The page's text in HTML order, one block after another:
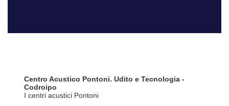
Centro Acustico Pontoni. Udito e Tecnologia -
Codroipo
I centri acustici Pontoni